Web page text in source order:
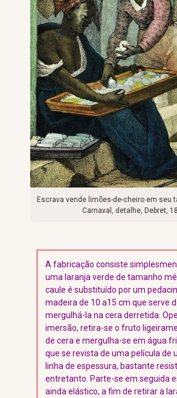
Escrava vende limões-de-cheiro em seu
Carnaval, detalhe, Debret,
A fabricação consiste
uma laranja verde de tamanho
caule é substituído por um
madeira de 10 a15 cm que serve
mergulhá-la na cera derretida.
imersão, retira-se o fruto
de cera e mergulha-se em água
que se revista de uma película de
linha de espessura, bastante
entretanto. Parte-se em seguida
ainda elástico, a fim de retirar a